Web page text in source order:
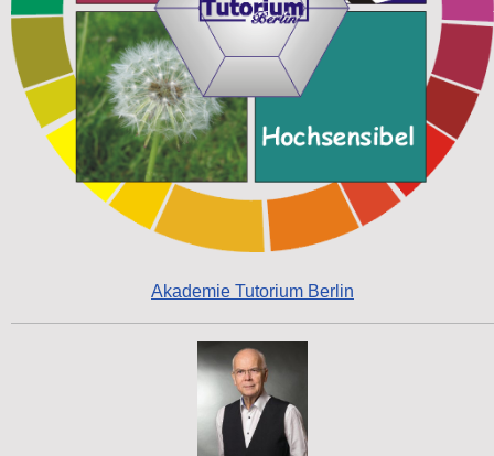
Akademie Tutorium Berlin